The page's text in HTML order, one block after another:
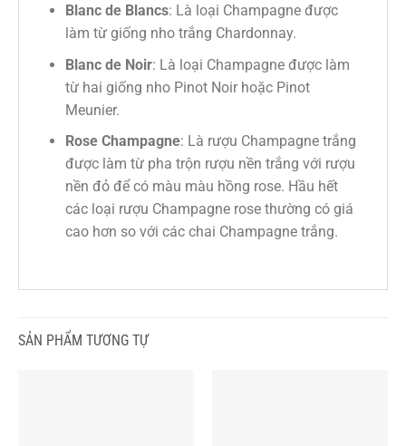
Blanc de Blancs: Là loại Champagne được
làm từ giống nho trắng Chardonnay.
Blanc de Noir: Là loại Champagne được làm
từ hai giống nho Pinot Noir hoặc Pinot
Meunier.
Rose Champagne: Là rượu Champagne trắng
được làm từ pha trộn rượu nền trắng với rượu
nền đỏ để có màu màu hồng rose. Hầu hết
các loại rượu Champagne rose thường có giá
cao hơn so với các chai Champagne trắng.
SẢN PHẨM TƯƠNG TỰ